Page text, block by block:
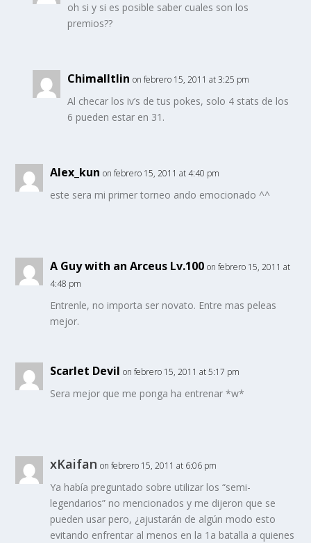
oh si y si es posible saber cuales son los
premios??
Chimalltlin on febrero 15, 2011 at 3:25 pm
Al checar los iv’s de tus pokes, solo 4 stats de los
6 pueden estar en 31.
Alex_kun on febrero 15, 2011 at 4:40 pm
este sera mi primer torneo ando emocionado ^^
A Guy with an Arceus Lv.100 on febrero 15, 2011 at
4:48 pm
Entrenle, no importa ser novato. Entre mas peleas
mejor.
Scarlet Devil on febrero 15, 2011 at 5:17 pm
Sera mejor que me ponga ha entrenar *w*
xKaifan on febrero 15, 2011 at 6:06 pm
Ya había preguntado sobre utilizar los “semi-
legendarios” no mencionados y me dijeron que se
pueden usar pero, ¿ajustarán de algún modo esto
evitando enfrentar al menos en la 1a batalla a quienes